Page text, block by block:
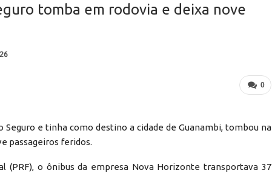
tomba em rodovia e deixa nove
0
e tinha como destino a cidade de Guanambi, tombou na
passageiros feridos.
(PRF), o ônibus da empresa Nova Horizonte transportava 37